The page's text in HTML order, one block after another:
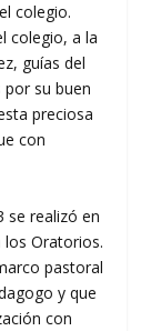
colegio.
colegio, a la
guías del
su buen
preciosa
con
se realizó en
los Oratorios.
pastoral
y que
con